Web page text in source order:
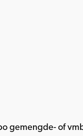
gemengde- of